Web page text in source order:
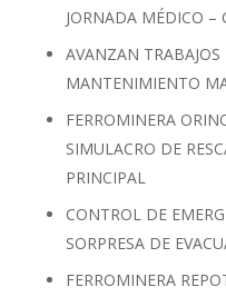
JORNADA MÉDICO –
AVANZAN
MANTENIMIENTO
FERROMINERA
SIMULACRO DE
PRINCIPAL
CONTROL DE
SORPRESA DE
FERROMINERA